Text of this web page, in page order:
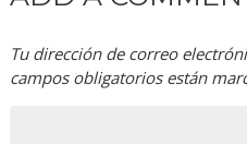
Tu dirección de correo
campos obligatorios están